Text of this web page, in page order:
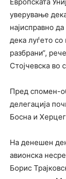
уверување
најисправно
дека луѓето со
разбрани“,
Стојчевска во
Пред спомен-
делегација
Босна и
На денешен
авионска
Борис